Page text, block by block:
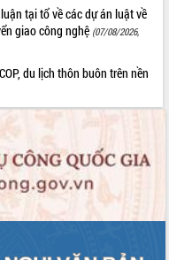
tại tổ về các dự án luật về
giao công nghệ (07/08/2026,
du lịch thôn buôn trên nền